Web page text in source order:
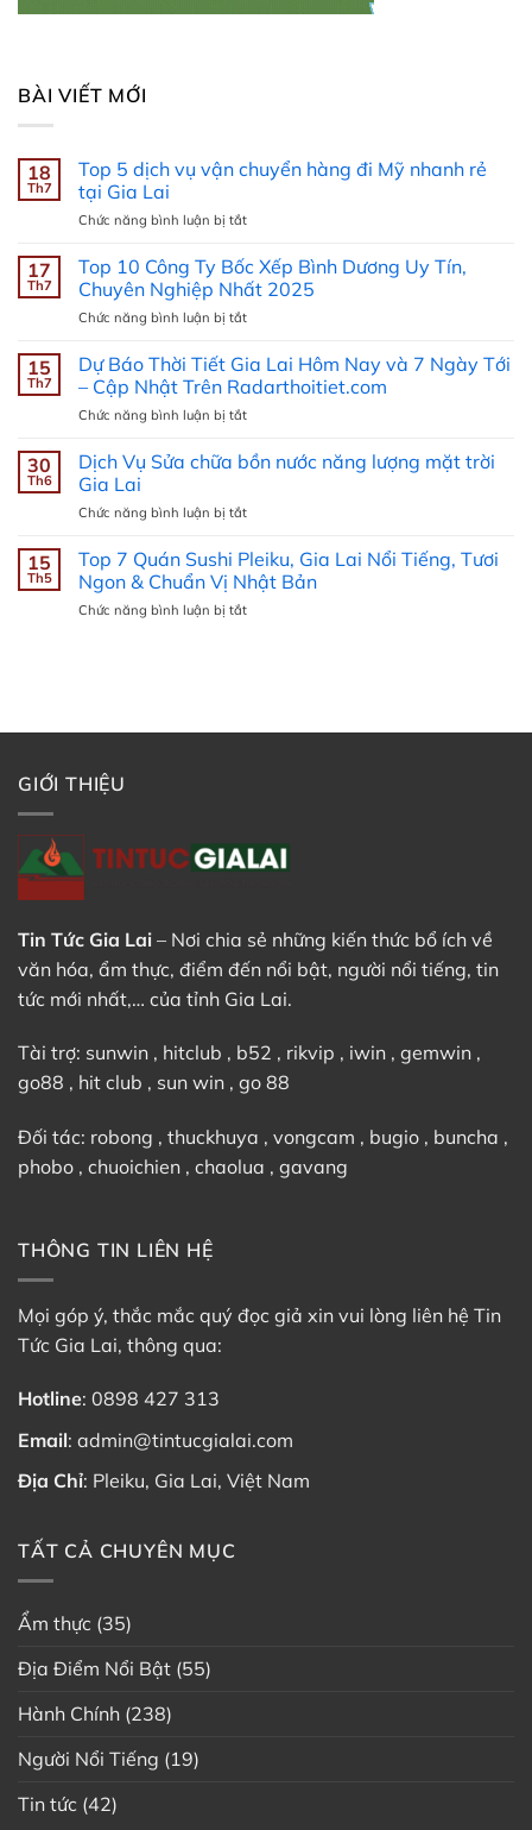
BÀI VIẾT MỚI
18
Th7
Top 5 dịch vụ vận chuyển hàng đi Mỹ nhanh rẻ
tại Gia Lai
Chức năng bình luận bị tắtở
5
dịch
vụ
vận
hàng
đi
nhanh
tại
17
Th7
Top 10 Công Ty Bốc Xếp Bình Dương Uy Tín,
Chuyên Nghiệp Nhất 2025
Chức năng bình luận bị tắtở
10
Công
Ty
Bốc
Bình
Tín,
Nghiệp
Nhất
15
Th7
Dự Báo Thời Tiết Gia Lai Hôm Nay và 7 Ngày Tới
– Cập Nhật Trên Radarthoitiet.com
Chức năng bình luận bị tắtở
Báo
Thời
Gia
Hôm
Nay
7
Trên
30
Th6
Dịch Vụ Sửa chữa bồn nước năng lượng mặt trời
Gia Lai
Chức năng bình luận bị tắtở
Vụ
Sửa
chữa
bồn
Gia
15
Th5
Top 7 Quán Sushi Pleiku, Gia Lai Nổi Tiếng, Tươi
Ngon & Chuẩn Vị Nhật Bản
Chức năng bình luận bị tắtở
Gia
&
Chuẩn
Bản
GIỚI THIỆU
Tin Tức Gia Lai – Nơi chia sẻ những kiến thức bổ ích về
văn hóa, ẩm thực, điểm đến nổi bật, người nổi tiếng, tin
tức mới nhất,… của tỉnh Gia Lai.
Tài trợ: sunwin , hitclub , b52 , rikvip , iwin , gemwin ,
go88 , hit club , sun win , go 88
Đối tác: robong , thuckhuya , vongcam , bugio , buncha ,
phobo , chuoichien , chaolua , gavang
THÔNG TIN LIÊN HỆ
Mọi góp ý, thắc mắc quý đọc giả xin vui lòng liên hệ Tin
Tức Gia Lai, thông qua:
Hotline: 0898 427 313
Email: admin@tintucgialai.com
Địa Chỉ: Pleiku, Gia Lai, Việt Nam
TẤT CẢ CHUYÊN MỤC
Ẩm thực (35)
Địa Điểm Nổi Bật (55)
Hành Chính (238)
Người Nổi Tiếng (19)
Tin tức (42)